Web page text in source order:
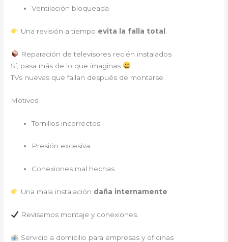
Ventilación bloqueada
Una revisión a tiempo evita la falla total
Reparación de televisores recién instalados
Sí, pasa más de lo que imaginas
TVs nuevas que fallan después de montarse.
Motivos:
Tornillos incorrectos
Presión excesiva
Conexiones mal hechas
Una mala instalación daña internamente
Revisamos montaje y conexiones.
Servicio a domicilio para empresas y oficinas